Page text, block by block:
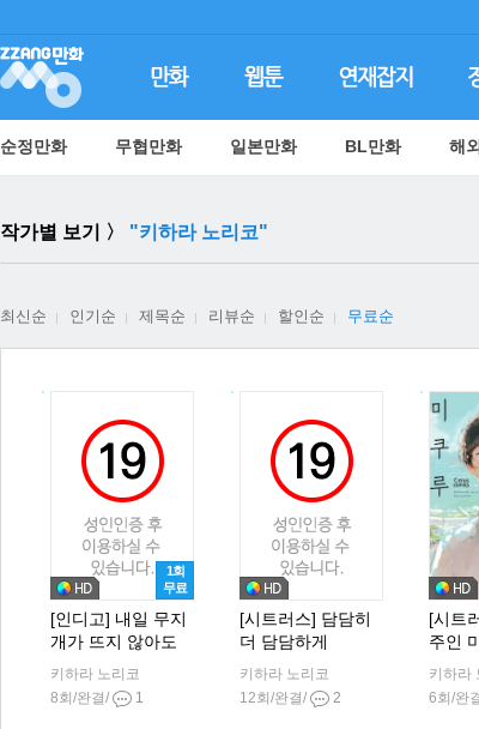
순정만화 무협만화 일본만화 BL만화 해
작가별 보기 〉 "키하라 노리코"
최신순 인기순 제목순 리뷰순 할인순 무료순
1회
무료
[인디고] 내일 무지
개가 뜨지 않아도
키하라 노리코
8회/완결/
1
[시트러스] 담담히
더 담담하게
키하라 노리코
12회/완결/
2
[시트
주인
키하라
6회/완